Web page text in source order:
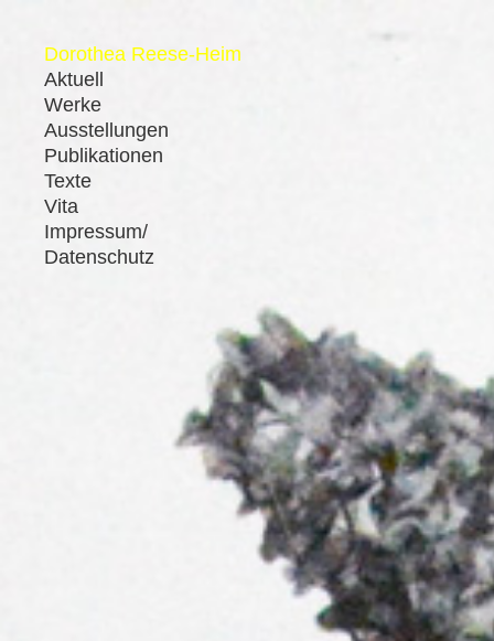
Dorothea Reese-Heim
Aktuell
Werke
Ausstellungen
Publikationen
Texte
Vita
Impressum/
Datenschutz